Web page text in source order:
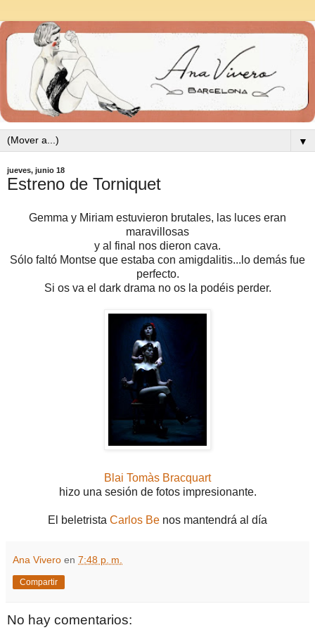
▼
jueves, junio 18
Estreno de Torniquet
Gemma y Miriam estuvieron brutales, las luces eran
maravillosas
y al final nos dieron cava.
Sólo faltó Montse que estaba con amigdalitis...lo demás fue
perfecto.
Si os va el dark drama no os la podéis perder.
Blai Tomàs Bracquart
hizo una sesión de fotos impresionante.
El beletrista Carlos Be nos mantendrá al día
Ana Vivero en 7:48 p. m.
Compartir
No hay comentarios: